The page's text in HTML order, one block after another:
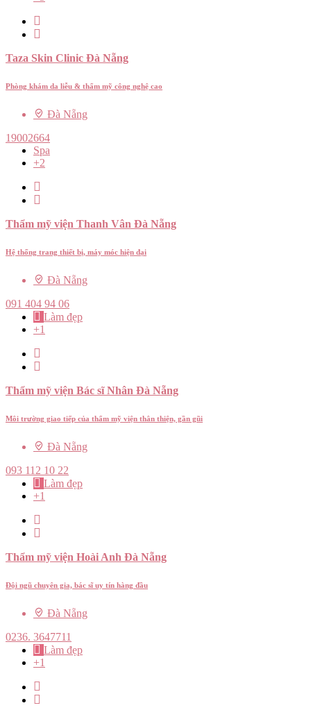
Taza Skin Clinic Đà Nẵng
Phòng khám da liễu & thẩm mỹ công nghệ cao
Đà Nẵng
19002664
Spa
+2
Thẩm mỹ viện Thanh Vân Đà Nẵng
Hệ thống trang thiết bị, máy móc hiện đại
Đà Nẵng
091 404 94 06
Làm đẹp
+1
Thẩm mỹ viện Bác sĩ Nhân Đà Nẵng
Môi trường giao tiếp của thẩm mỹ viện thân thiện, gần gũi
Đà Nẵng
093 112 10 22
Làm đẹp
+1
Thẩm mỹ viện Hoài Anh Đà Nẵng
Đội ngũ chuyên gia, bác sĩ uy tín hàng đầu
Đà Nẵng
0236. 3647711
Làm đẹp
+1